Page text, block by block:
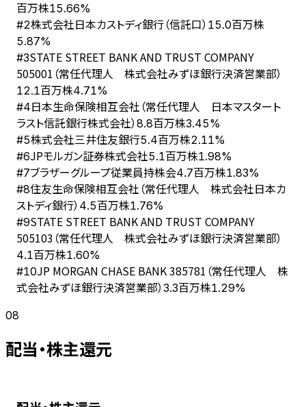
百万株15.66%
#2株式会社日本カストディ銀行（信託口） 15.0百万株
5.87%
#3STATE STREET BANK AND TRUST COMPANY
505001（常任代理人 株式会社みずほ銀行決済営業部）
12.1百万株4.71%
#4日本生命保険相互会社（常任代理人 日本マスタート
ラスト信託銀行株式会社） 8.8百万株3.45%
#5株式会社三井住友銀行5.4百万株2.11%
#6JPモルガン証券株式会社5.1百万株1.98%
#7ブラザーグループ従業員持株会4.7百万株1.83%
#8住友生命保険相互会社（常任代理人 株式会社日本カ
ストディ銀行） 4.5百万株1.76%
#9STATE STREET BANK AND TRUST COMPANY
505103（常任代理人 株式会社みずほ銀行決済営業部）
4.1百万株1.60%
#10JP MORGAN CHASE BANK 385781（常任代理人 株
式会社みずほ銀行決済営業部） 3.3百万株1.29%
08
配当・株主還元